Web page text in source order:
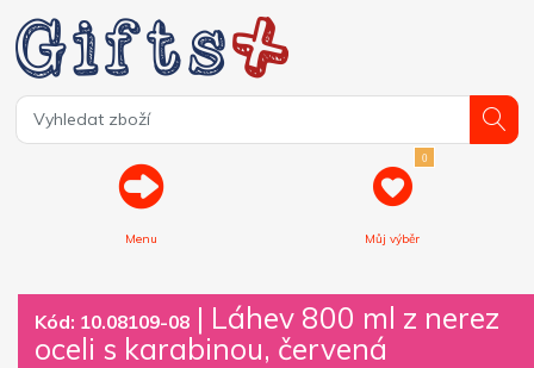
Menu
0
Můj výběr
Kód: 10.08109-08 | Láhev 800 ml z nerez
oceli s karabinou, červená